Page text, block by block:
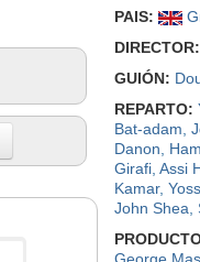
PAIS:
DIRECTOR:
GUIÓN:
REPARTO:
Bat-adam
Danon
Girafi Assi
Kamar,
John Shea